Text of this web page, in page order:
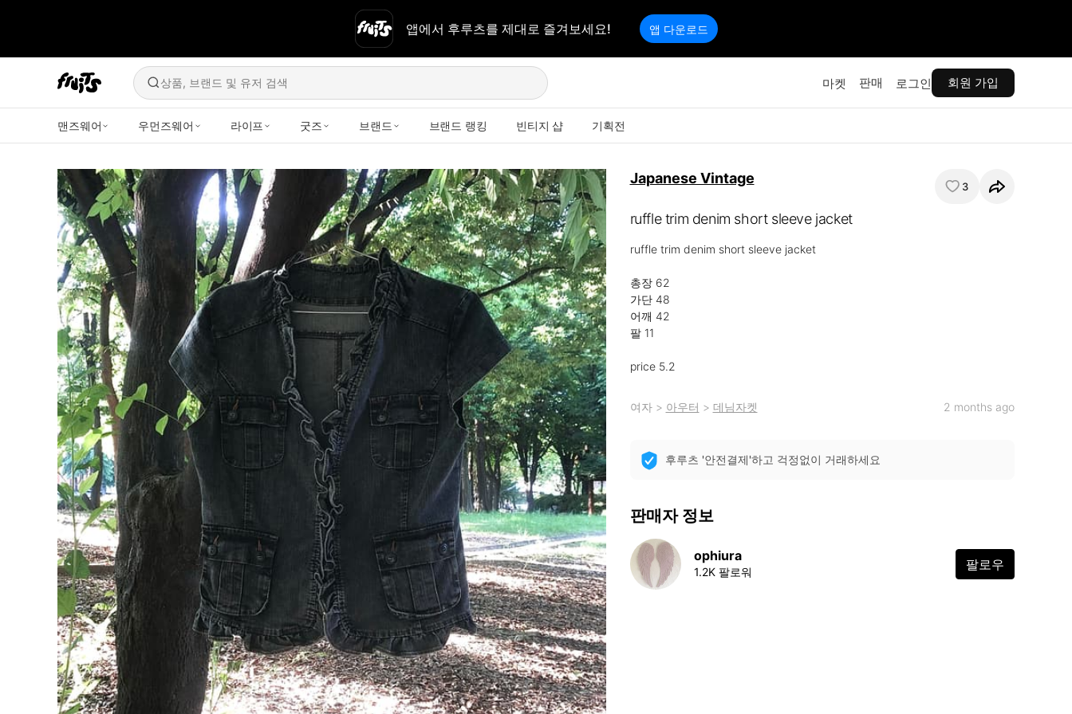
앱에서 후루츠를 제대로 즐겨보세요! 앱 다운로드
상품, 브랜드 및 유저 검색 마켓 판매 로그인 회원 가입
맨즈웨어 우먼즈웨어 라이프 굿즈 브랜드 브랜드 랭킹 빈티지 샵 기획전
Japanese Vintage 3
ruffle trim denim short sleeve jacket
ruffle trim denim short sleeve jacket
총장 62
가단 48
어깨 42
팔 11
price 5.2
여자> 아우터 > 데님자켓 2 months ago
후루츠 '안전결제'하고 걱정없이 거래하세요
판매자 정보
ophiura
1.2K 팔로워 팔로우